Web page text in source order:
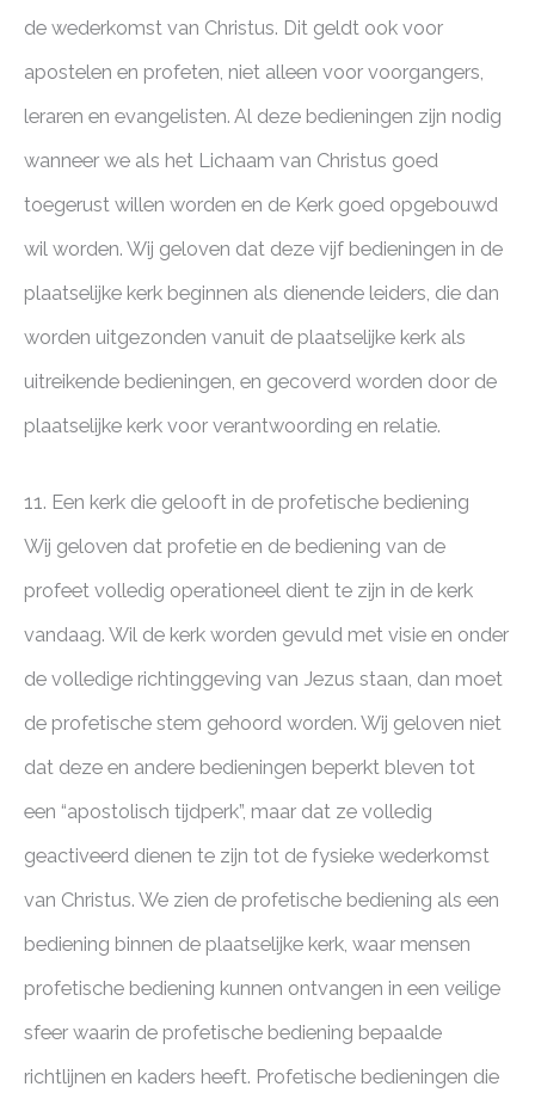
de wederkomst van Christus. Dit geldt ook voor
apostelen en profeten, niet alleen voor voorgangers,
leraren en evangelisten. Al deze bedieningen zijn nodig
wanneer we als het Lichaam van Christus goed
toegerust willen worden en de Kerk goed opgebouwd
wil worden. Wij geloven dat deze vijf bedieningen in de
plaatselijke kerk beginnen als dienende leiders, die dan
worden uitgezonden vanuit de plaatselijke kerk als
uitreikende bedieningen, en gecoverd worden door de
plaatselijke kerk voor verantwoording en relatie.
11. Een kerk die gelooft in de profetische bediening
Wij geloven dat profetie en de bediening van de
profeet volledig operationeel dient te zijn in de kerk
vandaag. Wil de kerk worden gevuld met visie en onder
de volledige richtinggeving van Jezus staan, dan moet
de profetische stem gehoord worden. Wij geloven niet
dat deze en andere bedieningen beperkt bleven tot
een “apostolisch tijdperk”, maar dat ze volledig
geactiveerd dienen te zijn tot de fysieke wederkomst
van Christus. We zien de profetische bediening als een
bediening binnen de plaatselijke kerk, waar mensen
profetische bediening kunnen ontvangen in een veilige
sfeer waarin de profetische bediening bepaalde
richtlijnen en kaders heeft. Profetische bedieningen die